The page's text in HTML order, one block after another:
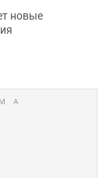
новые